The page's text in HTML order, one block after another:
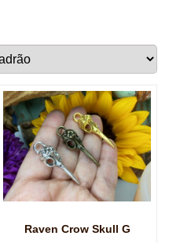
Raven Crow Skull G